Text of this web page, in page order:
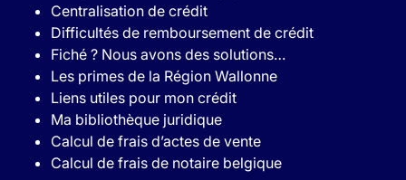
Centralisation de crédit
Difficultés de remboursement de crédit
Fiché ? Nous avons des solutions…
Les primes de la Région Wallonne
Liens utiles pour mon crédit
Ma bibliothèque juridique
Calcul de frais d’actes de vente
Calcul de frais de notaire belgique